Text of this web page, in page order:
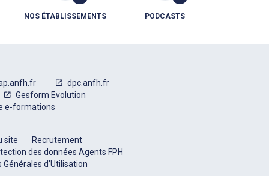
NOS ÉTABLISSEMENTS PODCASTS
dpc.anfh.fr
Gesform Evolution
e-formations
site
Recrutement
des données Agents FPH
Générales d’Utilisation